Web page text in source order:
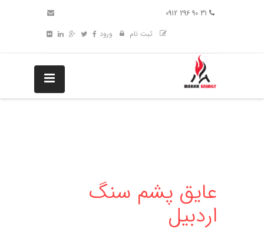
ثبت نام
ورود
عایق پشم سنگ
اردبیل